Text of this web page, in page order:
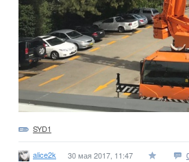
SYD1
alice2k 30 мая 2017, 11:47